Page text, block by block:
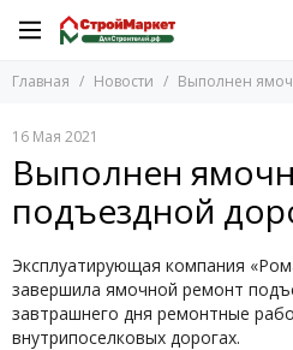
Главная Новости Выполнен
16 Мая 2021
Выполнен
подъездной
Эксплуатирующая компания
завершила ямочной ремонт
завтрашнего дня ремонтные
внутрипоселковых дорогах.